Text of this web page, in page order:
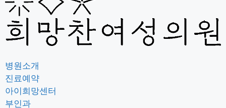
병원소개
진료예약
아이희망센터
부인과